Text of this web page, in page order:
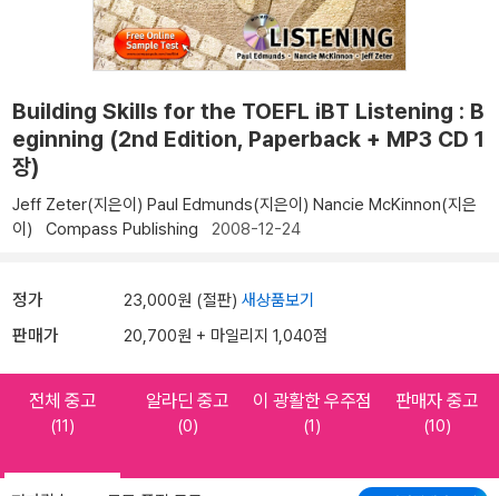
Building Skills for the TOEFL iBT Listening : B
eginning (2nd Edition, Paperback + MP3 CD 1
장)
Jeff Zeter(지은이) Paul Edmunds(지은이) Nancie McKinnon(지은
이)
Compass Publishing 2008-12-24
정가 23,000원 (절판) 새상품보기
판매가 20,700원 + 마일리지 1,040점
전체 중고
(11)
알라딘 중고
(0)
이 광활한 우주점
(1)
판매자 중고
(10)